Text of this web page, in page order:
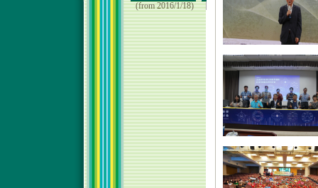
(from 2016/1/18)